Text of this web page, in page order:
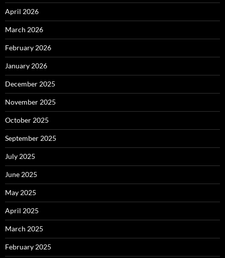
April 2026
March 2026
February 2026
January 2026
December 2025
November 2025
October 2025
September 2025
July 2025
June 2025
May 2025
April 2025
March 2025
February 2025